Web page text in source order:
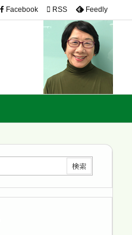
Facebook  RSS Feedly